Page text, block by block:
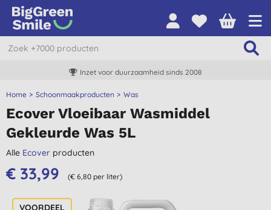
Inzet voor duurzaamheid sinds 2008
Home Schoonmaakproducten Was
Ecover Vloeibaar Wasmiddel
Gekleurde Was 5L
Alle Ecover producten
€ 33,99 (€ 6,80 per liter)